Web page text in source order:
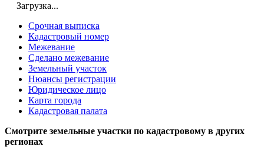
Загрузка...
Срочная выписка
Кадастровый номер
Межевание
Сделано межевание
Земельный участок
Нюансы регистрации
Юридическое лицо
Карта города
Кадастровая палата
Смотрите земельные участки по кадастровому в других
регионах